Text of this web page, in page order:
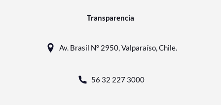
Transparencia
Av. Brasil N° 2950, Valparaíso, Chile.
56 32 227 3000